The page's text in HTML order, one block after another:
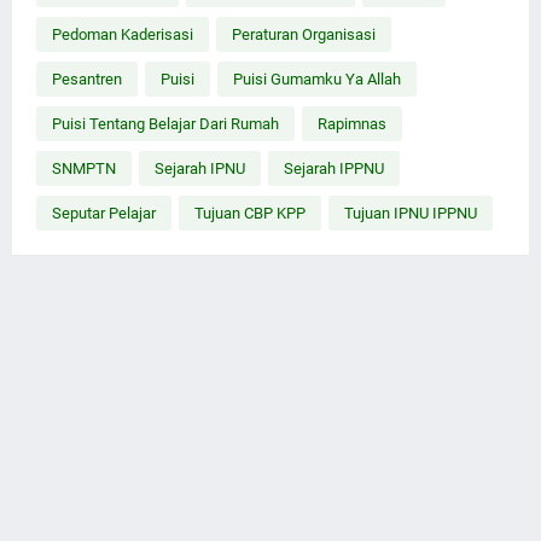
Pedoman Kaderisasi Peraturan Organisasi
Pesantren Puisi Puisi Gumamku Ya Allah
Puisi Tentang Belajar Dari Rumah Rapimnas
SNMPTN Sejarah IPNU Sejarah IPPNU
Seputar Pelajar Tujuan CBP KPP Tujuan IPNU IPPNU